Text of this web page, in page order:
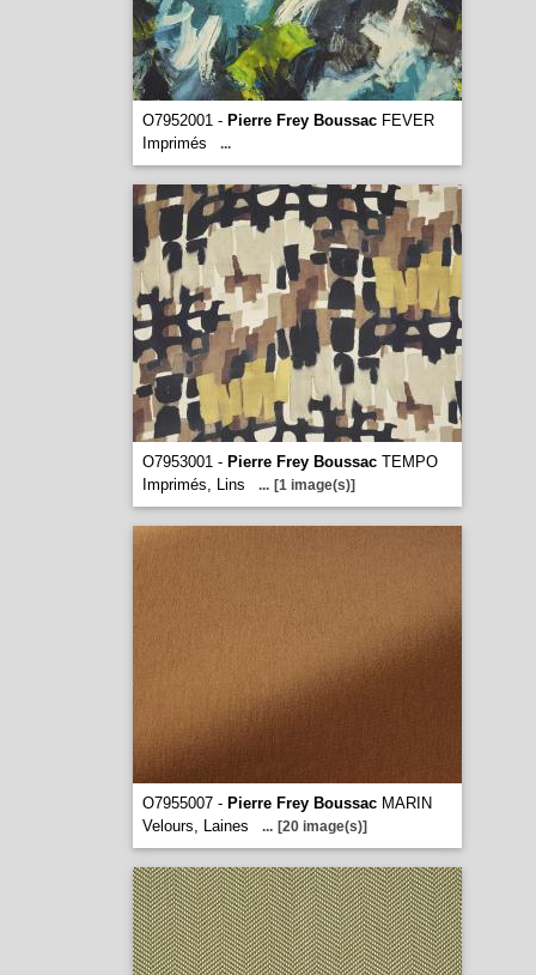
O7952001 - Pierre Frey BoussacFEVER
Imprimés
...
O7953001 - Pierre Frey BoussacTEMPO
Imprimés, Lins
... [1 image(s)]
O7955007 - Pierre Frey BoussacMARIN
Velours, Laines
... [20 image(s)]